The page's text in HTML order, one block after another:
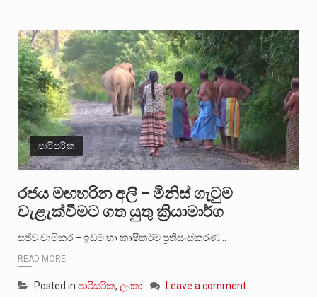
පාරිසරික
රජය මඟහරින අලි – මිනිස් ගැටුම
වැළැක්වීමට ගත යුතු ක්‍රියාමාර්ග
සජීව චාමිකර – ඉඩම් හා කෘෂිකර්ම ප්‍රතිසංස්කරණ…
READ MORE
Posted in පාරිසරික, ලංකා Leave a comment